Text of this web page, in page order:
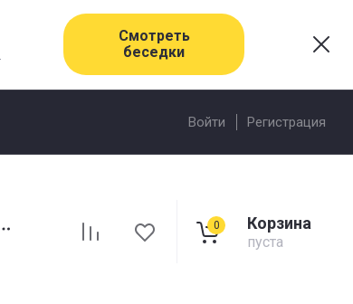
Смотреть
беседки
Войти Регистрация
0 Корзина
пуста